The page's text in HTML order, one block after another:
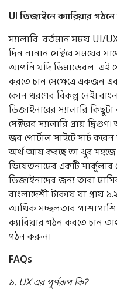
UIডিজাইনেক্যারিয়ারগঠনে
স্যালারি বর্তমান সময় UI/UX
দিন নানান সেক্টরে সময়ের
আপনি যদি ডিমান্ডেবল এই
করতে চান সেক্ষেত্রে একজন
কোন ধরণের বিকল্প নেই।
ডিজাইনারের স্যালারি
সেক্টরের স্যালারি প্রায়
জব পোর্টাল সাইটে সার্চ
অর্থ আয় করছে তা খুব সহজে
ভিয়েতনামের একটি
ডিজাইনাদের জন্য তারা
বাংলাদেশী টাকায় যা প্রায়
আর্থিক সচ্ছলতার পাশাপাশি
ক্যারিয়ার গঠন করতে চান
গঠন করুন।
FAQs
১. UXএর পূর্ণরূপ কি?